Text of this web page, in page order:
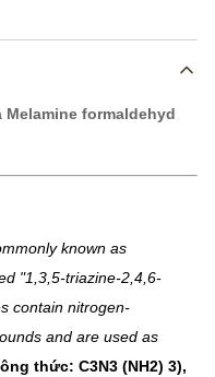
formaldehyd
known as
"1,3,5-triazine-2,4,6-
contain nitrogen-
and are used as
thức: C3N3 (NH2) 3),